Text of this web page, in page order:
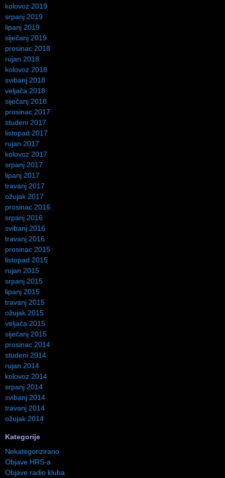
kolovoz 2019
srpanj 2019
lipanj 2019
siječanj 2019
prosinac 2018
rujan 2018
kolovoz 2018
svibanj 2018
veljača 2018
siječanj 2018
prosinac 2017
studeni 2017
listopad 2017
rujan 2017
kolovoz 2017
srpanj 2017
lipanj 2017
travanj 2017
ožujak 2017
prosinac 2016
srpanj 2016
svibanj 2016
travanj 2016
prosinac 2015
listopad 2015
rujan 2015
srpanj 2015
lipanj 2015
travanj 2015
ožujak 2015
veljača 2015
siječanj 2015
prosinac 2014
studeni 2014
rujan 2014
kolovoz 2014
srpanj 2014
svibanj 2014
travanj 2014
ožujak 2014
Kategorije
Nekategorizirano
Objave HRS-a
Objave radio kluba